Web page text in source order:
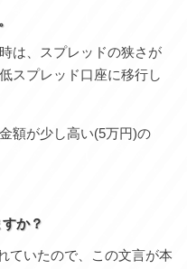
は、スプレッドの狭さが
スプレッド口座に移行し
額が少し高い(5万円)の
か？
ていたので、この文言が本